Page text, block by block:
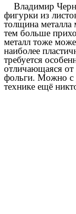
Владимир
фигурки из
толщина
тем больше
металл тоже
наиболее
требуется
отличающаяся от
фольги. Можно с
технике ещё